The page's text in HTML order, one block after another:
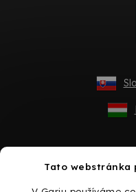
Tato webstránka